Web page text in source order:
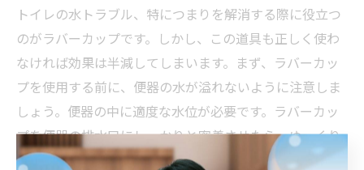
トイレの水トラブル、特につまりを解消する際に役立つ
のがラバーカップです。しかし、この道具も正しく使わ
なければ効果は半減してしまいます。まず、ラバーカッ
プを使用する前に、便器の水が溢れないように注意しま
しょう。便器の中に適度な水位が必要です。ラバーカッ
プを便器の排水口にしっかりと密着させたら、ゆっくり
と押し込んで引っ張る動作を繰り返し行います。この動